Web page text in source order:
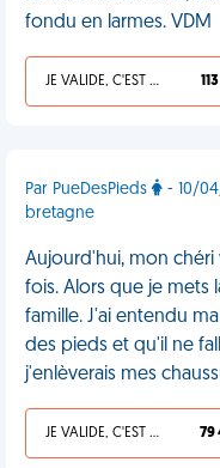
fondu en larmes. VDM
JE VALIDE, C'EST UNE VDM
Par PueDesPieds
- 10/
bretagne
Aujourd'hui, mon
fois. Alors que je mets
famille. J'ai entendu
des pieds et qu'il ne
j'enlèverais mes
JE VALIDE, C'EST UNE VDM 79